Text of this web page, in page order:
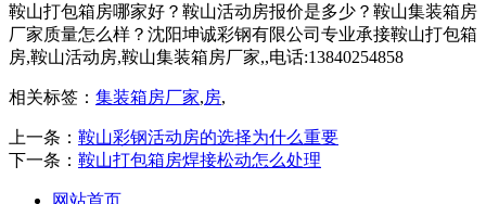
鞍山打包箱房哪家好？鞍山活动房报价是多少？鞍山集装箱房
厂家质量怎么样？沈阳坤诚彩钢有限公司专业承接鞍山打包箱
房,鞍山活动房,鞍山集装箱房厂家,,电话:13840254858
相关标签： 集装箱房厂家,房,
上一条： 鞍山彩钢活动房的选择为什么重要
下一条： 鞍山打包箱房焊接松动怎么处理
网站首页